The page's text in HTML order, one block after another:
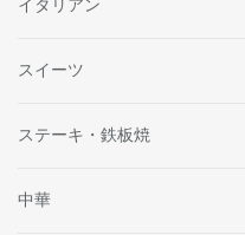
イタリアン
スイーツ
ステーキ・鉄板焼
中華